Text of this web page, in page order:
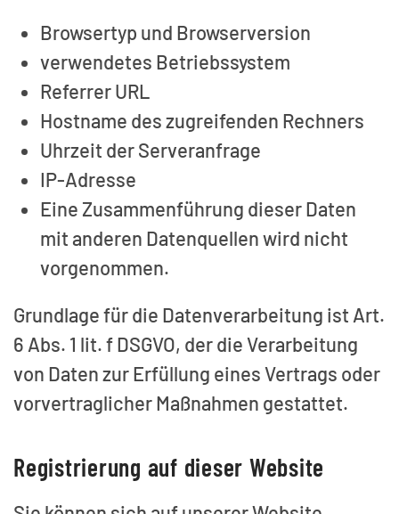
Browsertyp und Browserversion
verwendetes Betriebssystem
Referrer URL
Hostname des zugreifenden Rechners
Uhrzeit der Serveranfrage
IP-Adresse
Eine Zusammenführung dieser Daten
mit anderen Datenquellen wird nicht
vorgenommen.
Grundlage für die Datenverarbeitung ist Art.
6 Abs. 1 lit. f DSGVO, der die Verarbeitung
von Daten zur Erfüllung eines Vertrags oder
vorvertraglicher Maßnahmen gestattet.
Registrierung auf dieser Website